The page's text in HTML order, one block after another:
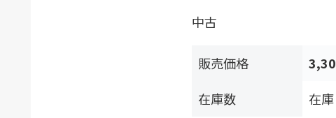
中古
販売価格
在庫数
在